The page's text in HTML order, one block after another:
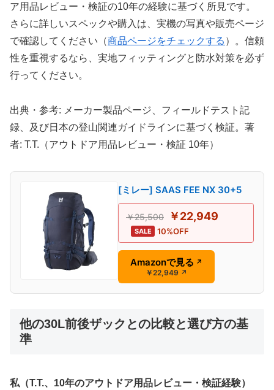
ア用品レビュー・検証の10年の経験に基づく所見です。
さらに詳しいスペックや購入は、実機の写真や販売ページ
で確認してください（商品ページをチェックする ）。信頼
性を重視するなら、実地フィッティングと防水対策を必ず
行ってください。
出典・参考: メーカー製品ページ、フィールドテスト記
録、及び日本の登山関連ガイドラインに基づく検証。著
者: T.T.（アウトドア用品レビュー・検証 10年）
[ミレー] SAAS FEE NX 30+5
￥25,500 ￥22,949
SALE 10%OFF
Amazonで見る ↗
￥22,949 ↗
他の30L前後ザックとの比較と選び方の基
準
私（T.T.、10年のアウトドア用品レビュー・検証経験）